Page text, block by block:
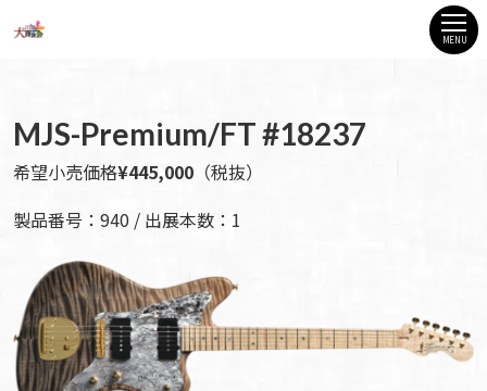
MENU
MJS-Premium/FT #18237
希望小売価格¥445,000 （税抜）
製品番号：940 / 出展本数：1